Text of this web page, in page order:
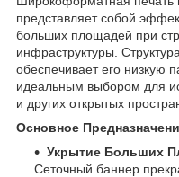
представляет собой
больших площадей при
инфраструктуры.
обеспечивает его низкую
идеальным выбором для
и других открытых
Основное
Укрытие Больших
Сеточный баннер